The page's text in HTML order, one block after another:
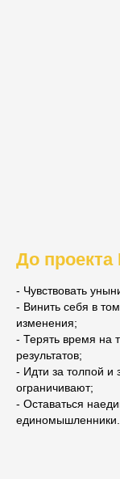
До проекта
- Чувствовать
- Винить себя в
изменения;
- Терять время на
результатов;
- Идти за толпой и
ограничивают;
- Оставаться
единомышленники.